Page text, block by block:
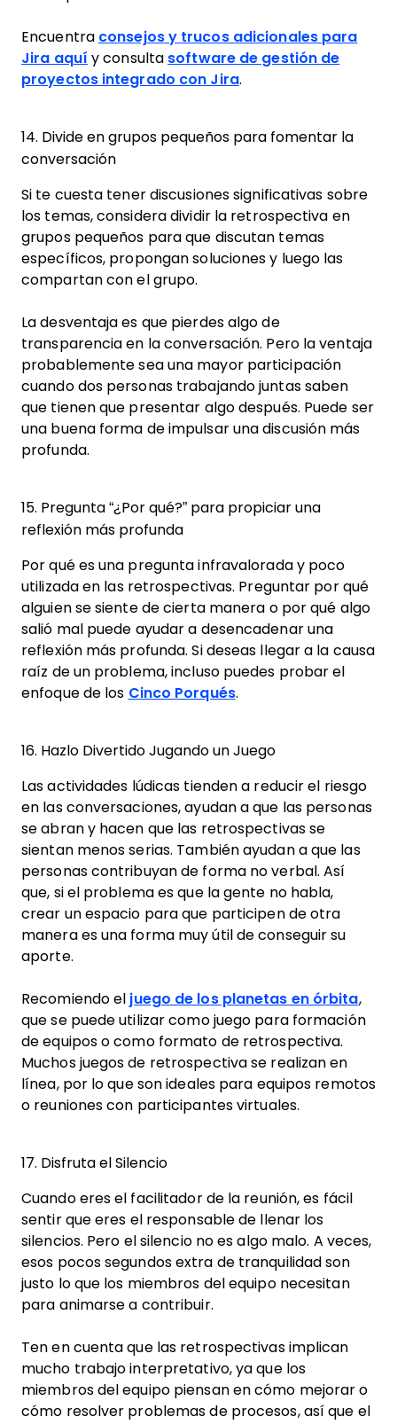
Encuentra consejos y trucos adicionales para
Jira aquí y consulta software de gestión de
proyectos integrado con Jira.
14. Divide en grupos pequeños para fomentar la
conversación
Si te cuesta tener discusiones significativas sobre
los temas, considera dividir la retrospectiva en
grupos pequeños para que discutan temas
específicos, propongan soluciones y luego las
compartan con el grupo.
La desventaja es que pierdes algo de
transparencia en la conversación. Pero la ventaja
probablemente sea una mayor participación
cuando dos personas trabajando juntas saben
que tienen que presentar algo después. Puede ser
una buena forma de impulsar una discusión más
profunda.
15. Pregunta “¿Por qué?” para propiciar una
reflexión más profunda
Por qué es una pregunta infravalorada y poco
utilizada en las retrospectivas. Preguntar por qué
alguien se siente de cierta manera o por qué algo
salió mal puede ayudar a desencadenar una
reflexión más profunda. Si deseas llegar a la causa
raíz de un problema, incluso puedes probar el
enfoque de los Cinco Porqués.
16. Hazlo Divertido Jugando un Juego
Las actividades lúdicas tienden a reducir el riesgo
en las conversaciones, ayudan a que las personas
se abran y hacen que las retrospectivas se
sientan menos serias. También ayudan a que las
personas contribuyan de forma no verbal. Así
que, si el problema es que la gente no habla,
crear un espacio para que participen de otra
manera es una forma muy útil de conseguir su
aporte.
Recomiendo el juego de los planetas en órbita,
que se puede utilizar como juego para formación
de equipos o como formato de retrospectiva.
Muchos juegos de retrospectiva se realizan en
línea, por lo que son ideales para equipos remotos
o reuniones con participantes virtuales.
17. Disfruta el Silencio
Cuando eres el facilitador de la reunión, es fácil
sentir que eres el responsable de llenar los
silencios. Pero el silencio no es algo malo. A veces,
esos pocos segundos extra de tranquilidad son
justo lo que los miembros del equipo necesitan
para animarse a contribuir.
Ten en cuenta que las retrospectivas implican
mucho trabajo interpretativo, ya que los
miembros del equipo piensan en cómo mejorar o
cómo resolver problemas de procesos, así que el